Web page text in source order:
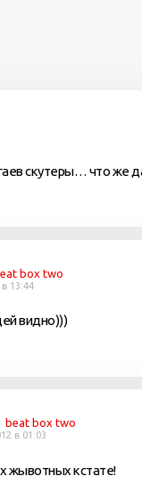
скутеры… что же
box two
13:44
видно)))
beat box two
в 01:03
жывотных кстате!